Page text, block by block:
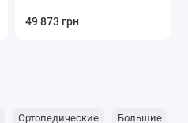
49 873 грн
Ортопедические Большие